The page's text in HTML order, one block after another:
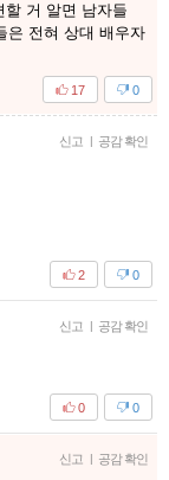
할 거 알면 남자들
은 전혀 상대 배우자
0
17
신고 | 공감 확인
0
2
신고 | 공감 확인
0
0
신고 | 공감 확인